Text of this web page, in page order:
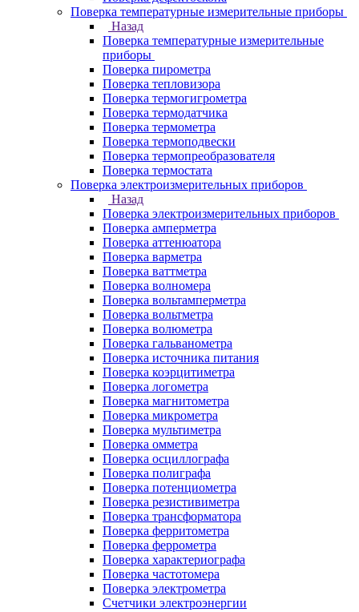
Поверка температурные измерительные приборы
Назад
Поверка температурные измерительные
приборы
Поверка пирометра
Поверка тепловизора
Поверка термогигрометра
Поверка термодатчика
Поверка термометра
Поверка термоподвески
Поверка термопреобразователя
Поверка термостата
Поверка электроизмерительных приборов
Назад
Поверка электроизмерительных приборов
Поверка амперметра
Поверка аттенюатора
Поверка варметра
Поверка ваттметра
Поверка волномера
Поверка вольтамперметра
Поверка вольтметра
Поверка волюметра
Поверка гальванометра
Поверка источника питания
Поверка коэрцитиметра
Поверка логометра
Поверка магнитометра
Поверка микрометра
Поверка мультиметра
Поверка омметра
Поверка осциллографа
Поверка полиграфа
Поверка потенциометра
Поверка резистивиметра
Поверка трансформатора
Поверка ферритометра
Поверка феррометра
Поверка характериографа
Поверка частотомера
Поверка электрометра
Счетчики электроэнергии